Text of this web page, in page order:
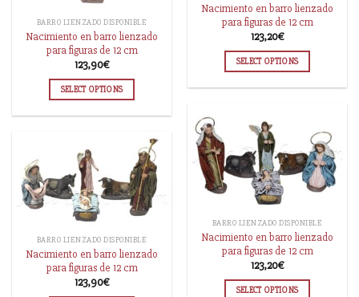
Nacimiento en barro lienzado
para figuras de 12 cm
123,20€
SELECT OPTIONS
BARRO LIENZADO DISPONIBLE
Nacimiento en barro lienzado
para figuras de 12 cm
123,90€
SELECT OPTIONS
BARRO LIENZADO DISPONIBLE
Nacimiento en barro lienzado
para figuras de 12 cm
123,20€
SELECT OPTIONS
BARRO LIENZADO DISPONIBLE
Nacimiento en barro lienzado
para figuras de 12 cm
123,90€